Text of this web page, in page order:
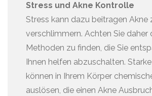
Stress und Akne Kontrolle
Stress kann dazu beitragen Akne
verschlimmern. Achten Sie daher
Methoden zu finden, die Sie
Ihnen helfen abzuschalten.
können in Ihrem Körper
auslösen, die einen Akne